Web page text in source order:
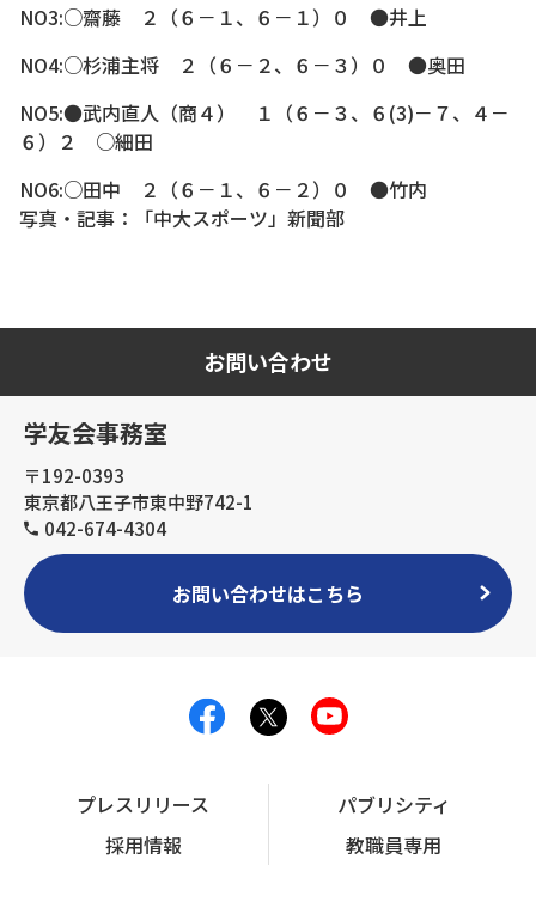
NO3:○齋藤 ２（６－１、６－１）０ ●井上
NO4:○杉浦主将 ２（６－２、６－３）０ ●奥田
NO5:●武内直人（商４） １（６－３、６(3)－７、４－
６）２ ○細田
NO6:○田中 ２（６－１、６－２）０ ●竹内
写真・記事：「中大スポーツ」新聞部
お問い合わせ
学友会事務室
〒192-0393
東京都八王子市東中野742-1
042-674-4304
お問い合わせはこちら
プレスリリース
パブリシティ
採用情報
教職員専用